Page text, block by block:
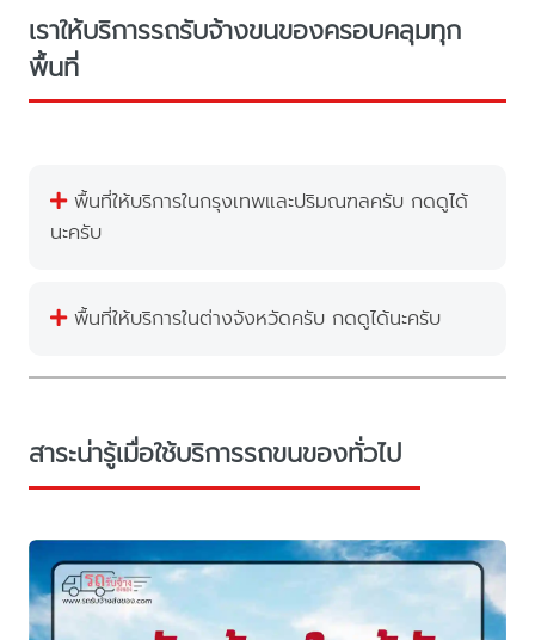
เราให้บริการรถรับจ้างขนของครอบคลุมทุก
พื้นที่
พื้นที่ให้บริการในกรุงเทพและปริมณฑลครับ กดดูได้
นะครับ
พื้นที่ให้บริการในต่างจังหวัดครับ กดดูได้นะครับ
สาระน่ารู้เมื่อใช้บริการรถขนของทั่วไป